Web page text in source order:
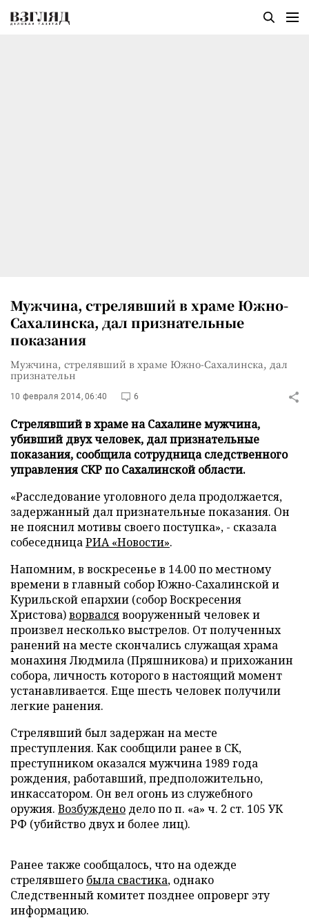
Мужчина, стрелявший в храме Южно-
Сахалинска, дал признательные
показания
Мужчина, стрелявший в храме Южно-Сахалинска, дал
признательн
10 февраля 2014, 06:40 6
Стрелявший в храме на Сахалине мужчина,
убивший двух человек, дал признательные
показания, сообщила сотрудница следственного
управления СКР по Сахалинской области.
«Расследование уголовного дела продолжается,
задержанный дал признательные показания. Он
не пояснил мотивы своего поступка», - сказала
собеседницаРИА «Новости».
Напомним, в воскресенье в 14.00 по местному
времени в главный собор Южно-Сахалинской и
Курильской епархии (собор Воскресения
Христова)ворвалсявооруженный человек и
произвел несколько выстрелов. От полученных
ранений на месте скончались служащая храма
монахиня Людмила (Пряшникова) и прихожанин
собора, личность которого в настоящий момент
устанавливается. Еще шесть человек получили
легкие ранения.
Стрелявший был задержан на месте
преступления. Как сообщили ранее в СК,
преступником оказался мужчина 1989 года
рождения, работавший, предположительно,
инкассатором. Он вел огонь из служебного
оружия. Возбуждено дело по п. «а» ч. 2 ст. 105 УК
РФ (убийство двух и более лиц).
Ранее также сообщалось, что на одежде
стрелявшего была свастика, однако
Следственный комитет позднее опроверг эту
информацию.